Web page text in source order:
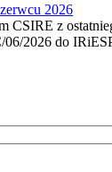
2026
CSIRE z
2026 do